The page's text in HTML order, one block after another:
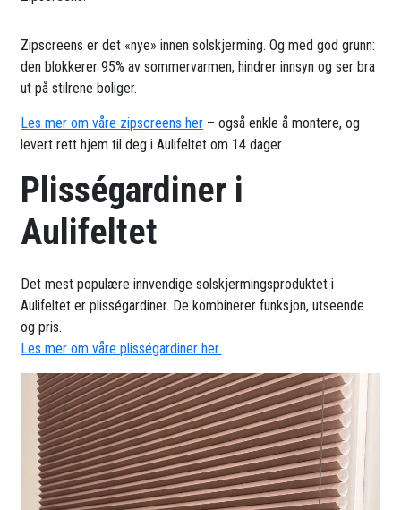
Zipscreens er det «nye» innen solskjerming. Og med god grunn:
den blokkerer 95% av sommervarmen, hindrer innsyn og ser bra
ut på stilrene boliger.
Les mer om våre zipscreens her – også enkle å montere, og
levert rett hjem til deg i Aulifeltet om 14 dager.
Plisségardiner i
Aulifeltet
Det mest populære innvendige solskjermingsproduktet i
Aulifeltet er plisségardiner. De kombinerer funksjon, utseende
og pris.
Les mer om våre plisségardiner her.